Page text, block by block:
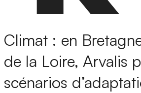
Climat : en
de la Loire, Arvalis
scénarios